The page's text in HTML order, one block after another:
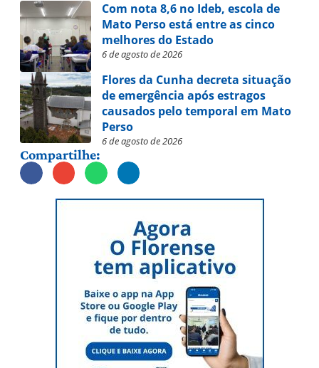
Com nota 8,6 no Ideb, escola de
Mato Perso está entre as cinco
melhores do Estado
6 de agosto de 2026
Flores da Cunha decreta situação
de emergência após estragos
causados pelo temporal em Mato
Perso
6 de agosto de 2026
Compartilhe: